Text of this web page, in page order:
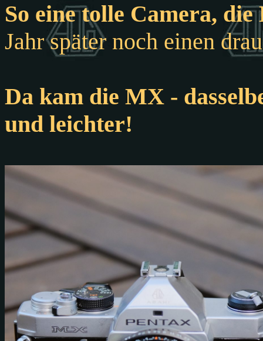
So eine tolle Camera,
Jahr später noch einen
Da kam die MX -
und leichter!